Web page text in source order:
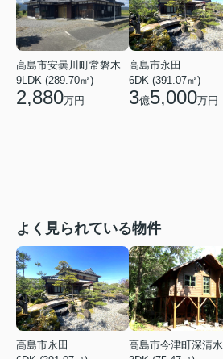
高島市安曇川町常磐木
9LDK (289.70㎡)
2,880万円
高島市永田
6DK (391.07㎡)
3億5,000万円
よく見られている物件
高島市永田
高島市今津町深清水